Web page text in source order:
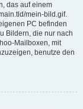
das auf einem
mein-bild.gif.
PC befinden
Bildern, die nur nach
Mailboxen, mit
benutze den